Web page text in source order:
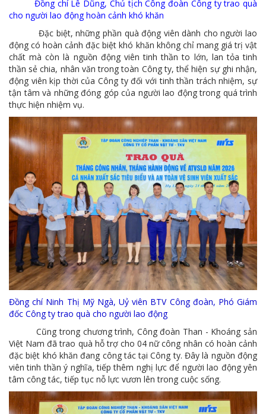
Đồng chí Lê Dũng, Chủ tịch Công đoàn Công ty trao quà
cho người lao động hoàn cảnh khó khăn
Đặc biệt, những phần quà động viên dành cho người lao
động có hoàn cảnh đặc biệt khó khăn không chỉ mang giá trị vật
chất mà còn là nguồn động viên tinh thần to lớn, lan tỏa tinh
thần sẻ chia, nhân văn trong toàn Công ty, thể hiện sự ghi nhận,
động viên kịp thời của Công ty đối với tinh thần trách nhiệm, sự
tận tâm và những đóng góp của người lao động trong quá trình
thực hiện nhiệm vụ.
Đồng chí Ninh Thị Mỹ Ngà, Uỷ viên BTV Công đoàn, Phó Giám
đốc Công ty trao quà cho người lao động
Cũng trong chương trình, Công đoàn Than - Khoáng sản
Việt Nam đã trao quà hỗ trợ cho 04 nữ công nhân có hoàn cảnh
đặc biệt khó khăn đang công tác tại Công ty. Đây là nguồn động
viên tinh thần ý nghĩa, tiếp thêm nghị lực để người lao động yên
tâm công tác, tiếp tục nỗ lực vươn lên trong cuộc sống.